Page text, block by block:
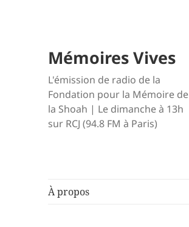
Mémoires Vives
L'émission de radio de la
Fondation pour la Mémoire de
la Shoah | Le dimanche à 13h
sur RCJ (94.8 FM à Paris)
À propos